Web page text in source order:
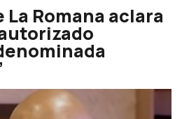
Romana aclara